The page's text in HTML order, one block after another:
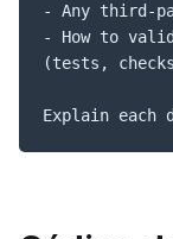
- Any third-
- How to
(tests,
Explain